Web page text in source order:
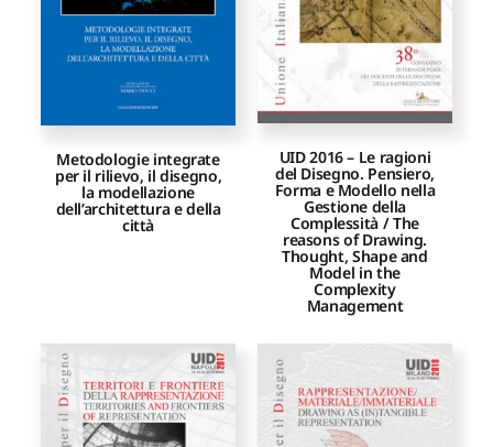
Gangemi Editore
Metodologie integrate
per il rilievo, il disegno,
la modellazione
dell’architettura e della
città
UID 2016 – Le ragioni
del Disegno. Pensiero,
Forma e Modello nella
Gestione della
Complessità / The
reasons of Drawing.
Thought, Shape and
Model in the
Complexity
Management